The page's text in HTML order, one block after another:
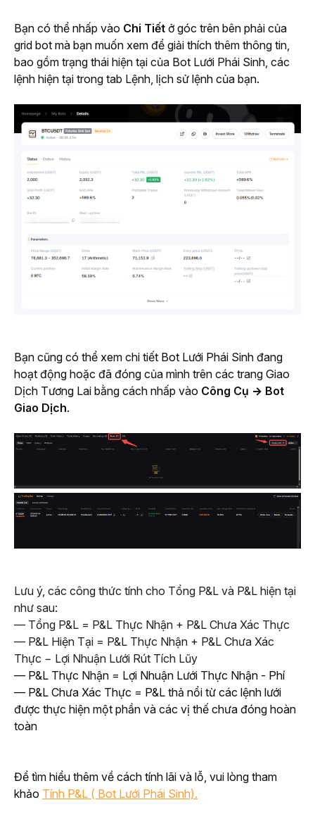
Bạn có thể nhấp vào Chi Tiết ở góc trên bên phải của
grid bot mà bạn muốn xem để giải thích thêm thông tin,
bao gồm trạng thái hiện tại của Bot Lưới Phái Sinh, các
lệnh hiện tại trong tab Lệnh, lịch sử lệnh của bạn.
Bạn cũng có thể xem chi tiết Bot Lưới Phái Sinh đang
hoạt động hoặc đã đóng của mình trên các trang Giao
Dịch Tương Lai bằng cách nhấp vào Công Cụ → Bot
Giao Dịch.
Lưu ý, các công thức tính cho Tổng P&L và P&L hiện tại
như sau:
— Tổng P&L = P&L Thực Nhận + P&L Chưa Xác Thực
— P&L Hiện Tại = P&L Thực Nhận + P&L Chưa Xác
Thực − Lợi Nhuận Lưới Rút Tích Lũy
— P&L Thực Nhận = Lợi Nhuận Lưới Thực Nhận - Phí
— P&L Chưa Xác Thực = P&L thả nổi từ các lệnh lưới
được thực hiện một phần và các vị thế chưa đóng hoàn
toàn
Để tìm hiểu thêm về cách tính lãi và lỗ, vui lòng tham
khảo Tính P&L ( Bot Lưới Phái Sinh).